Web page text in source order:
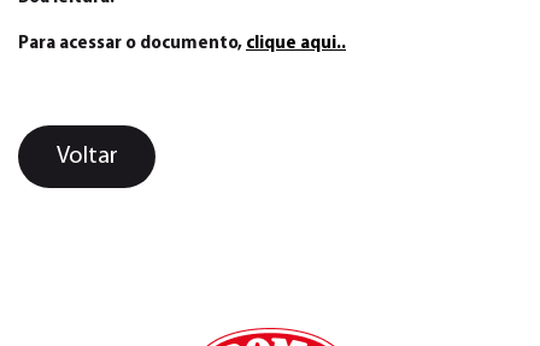
Para acessar o documento, clique aqui..
Voltar